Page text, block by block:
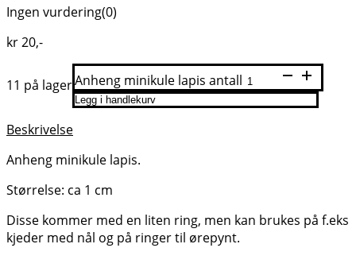
Ingen vurdering(0)
kr20,-
11 på lagerAnheng minikule lapis antall
Legg i handlekurv
Beskrivelse
Anheng minikule lapis.
Størrelse: ca 1 cm
Disse kommer med en liten ring, men kan brukes på f.eks
kjeder med nål og på ringer til ørepynt.